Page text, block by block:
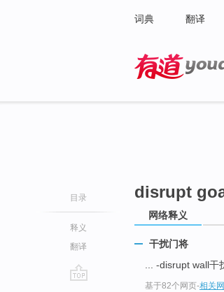
词典 翻译
目录
释义
翻译
disrupt
网络释义
干扰门将
... -disrupt wall干
基于82个网页-相关